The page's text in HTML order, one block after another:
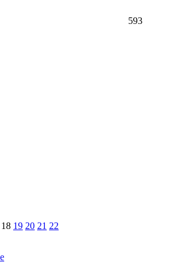
593
18 19 20 21 22